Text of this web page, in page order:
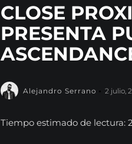
CLOSE
PRESENTA
Alejandro Serrano 2 julio,
Tiempo estimado de lectura: